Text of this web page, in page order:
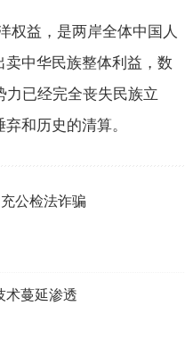
益，是两岸全体中国人
中华民族整体利益，数
力已经完全丧失民族立
和历史的清算。
公检法诈骗
术蔓延渗透